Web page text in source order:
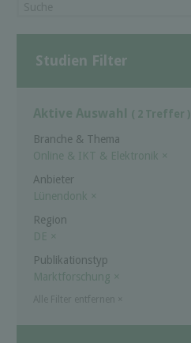
Studien Filter
Aktive Auswahl ( 2 Treffer )
Branche & Thema
Online & IKT & Elektronik ×
Anbieter
Lünendonk ×
Region
DE ×
Publikationstyp
Marktforschung ×